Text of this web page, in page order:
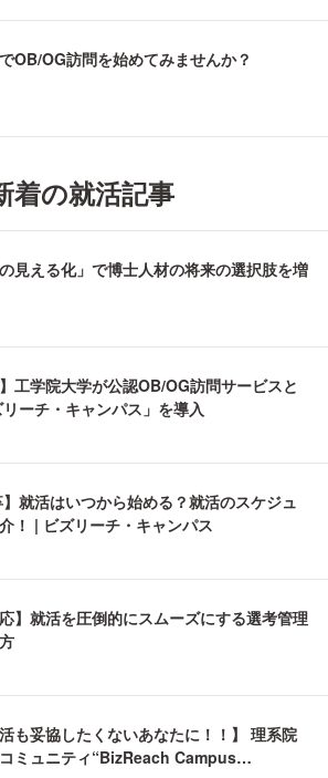
OB/OG訪問を始めてみませんか？
着の就活記事
の見える化」で博士人材の将来の選択肢を増
】工学院大学が公認OB/OG訪問サービスと
ーチ・キャンパス」を導入
】就活はいつから始める？就活のスケジュ
！ | ビズリーチ・キャンパス
応】就活を圧倒的にスムーズにする選考管理
活も妥協したくないあなたに！！】 理系院
ミュニティ“BizReach Campus